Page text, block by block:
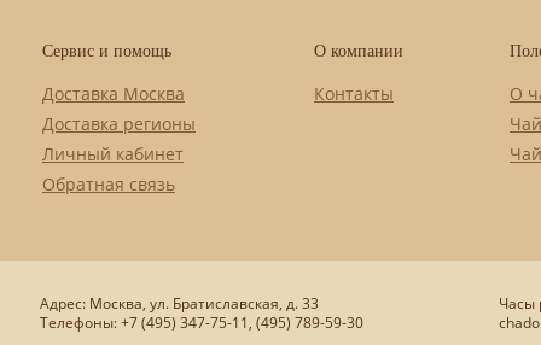
Сервис и помощь
Доставка Москва
Доставка регионы
Личный кабинет
Обратная связь
О компании
Контакты
О
Адрес: Москва, ул. Братиславская, д. 33
Телефоны: +7 (495) 347-75-11, (495) 789-59-30
Часы